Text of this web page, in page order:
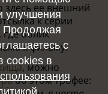
здесь ее внешний
к серии
облик
к фильму.
, можно
об этом трофее:
улучшения
Продолжая
с
cookies в